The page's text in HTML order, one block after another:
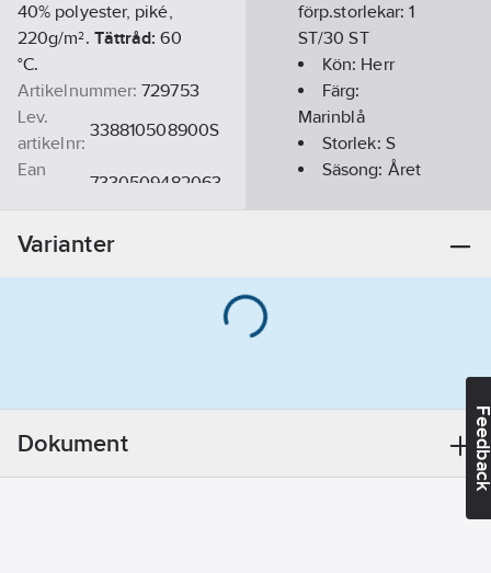
40% polyester, piké,
220g/m². Tättråd:60
°C.
Artikelnummer: 729753
Lev.
artikelnr:
338810508900S
Ean
7330509482063
förp.storlekar:1
ST/30 ST
Kön: Herr
Färg:
Marinblå
Storlek: S
Säsong: Året
Kragtyp:
Varianter
Dokument